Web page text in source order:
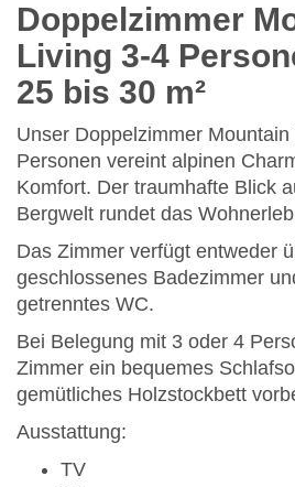
Doppelzimmer
Living 3-4
25 bis 30 m²
Unser Doppelzimmer
Personen vereint alpinen
Komfort. Der traumhafte Blick
Bergwelt rundet das
Das Zimmer verfügt entweder
geschlossenes Badezimmer
getrenntes WC.
Bei Belegung mit 3 oder 4
Zimmer ein bequemes
gemütliches Holzstockbett
Ausstattung:
TV